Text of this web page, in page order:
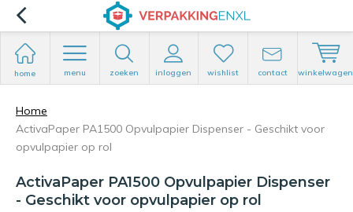
home menu zoeken inloggen wishlist contact winkelwagen
Home
ActivaPaper PA1500 Opvulpapier Dispenser - Geschikt voor
opvulpapier op rol
ActivaPaper PA1500 Opvulpapier Dispenser
- Geschikt voor opvulpapier op rol